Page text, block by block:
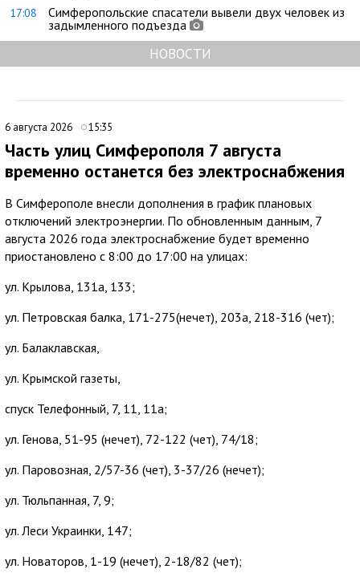
17:08
Симферопольские спасатели вывели двух человек из
задымленного подъезда
НОВОСТИ
6 августа 2026 15:35
Часть улиц Симферополя 7 августа
временно останется без электроснабжения
В Симферополе внесли дополнения в график плановых
отключений электроэнергии. По обновленным данным, 7
августа 2026 года электроснабжение будет временно
приостановлено с 8:00 до 17:00 на улицах:
ул. Крылова, 131а, 133;
ул. Петровская балка, 171-275(нечет), 203а, 218-316 (чет);
ул. Балаклавская,
ул. Крымской газеты,
спуск Телефонный, 7, 11, 11а;
ул. Генова, 51-95 (нечет), 72-122 (чет), 74/18;
ул. Паровозная, 2/57-36 (чет), 3-37/26 (нечет);
ул. Тюльпанная, 7, 9;
ул. Леси Украинки, 147;
ул. Новаторов, 1-19 (нечет), 2-18/82 (чет);